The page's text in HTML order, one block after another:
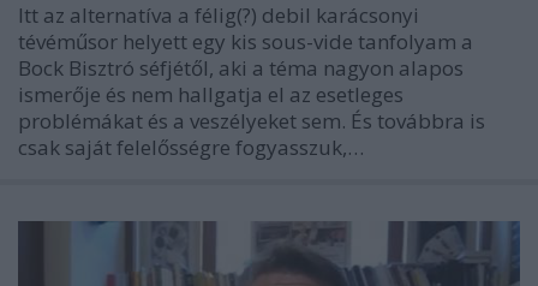
Itt az alternatíva a félig(?) debil karácsonyi
tévéműsor helyett egy kis sous-vide tanfolyam a
Bock Bisztró séfjétől, aki a téma nagyon alapos
ismerője és nem hallgatja el az esetleges
problémákat és a veszélyeket sem. És továbbra is
csak saját felelősségre fogyasszuk,…